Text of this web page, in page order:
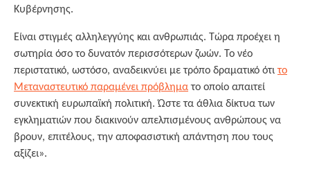
Κυβέρνησης.
Είναι στιγμές αλληλεγγύης και ανθρωπιάς. Τώρα προέχει η
σωτηρία όσο το δυνατόν περισσότερων ζωών. Το νέο
περιστατικό, ωστόσο, αναδεικνύει με τρόπο δραματικό ότιτο
Μεταναστευτικό παραμένει πρόβληματο οποίο απαιτεί
συνεκτική ευρωπαϊκή πολιτική. Ώστε τα άθλια δίκτυα των
εγκληματιών που διακινούν απελπισμένους ανθρώπους να
βρουν, επιτέλους, την αποφασιστική απάντηση που τους
αξίζει».